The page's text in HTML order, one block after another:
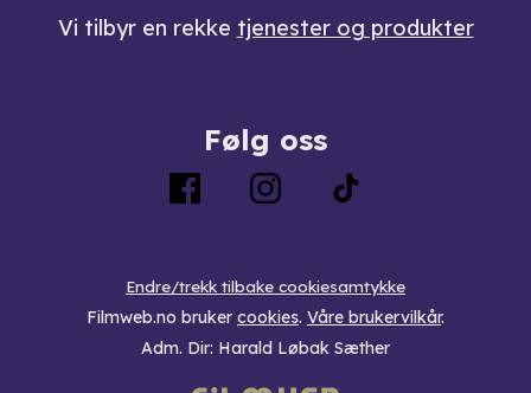
Vi tilbyr en rekke tjenester og produkter
Følg oss
Endre/trekk tilbake cookiesamtykke
Filmweb.no bruker cookies. Våre brukervilkår.
Adm. Dir: Harald Løbak Sæther